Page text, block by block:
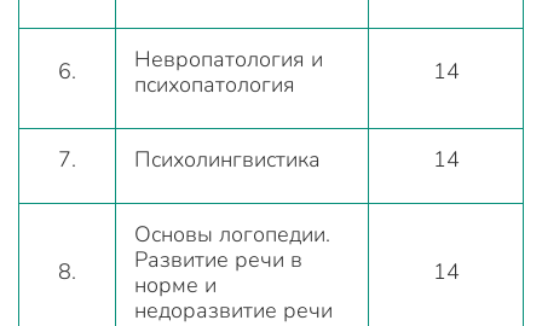
6.
Невропатология и
психопатология
14
7. Психолингвистика 14
8.
Основы логопедии.
Развитие речи в
норме и
недоразвитие речи
14